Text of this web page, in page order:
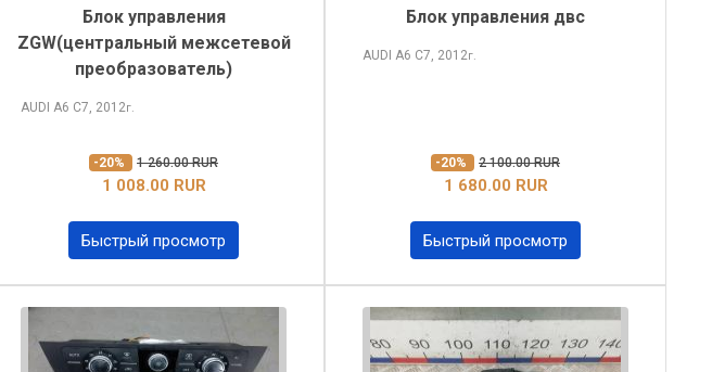
Блок управления
ZGW(центральный межсетевой
преобразователь)
AUDI A6 C7, 2012г.
-20% 1 260.00 RUR
1 008.00 RUR
Быстрый просмотр
Блок управления двс
AUDI A6 C7, 2012г.
-20% 2 100.00 RUR
1 680.00 RUR
Быстрый просмотр